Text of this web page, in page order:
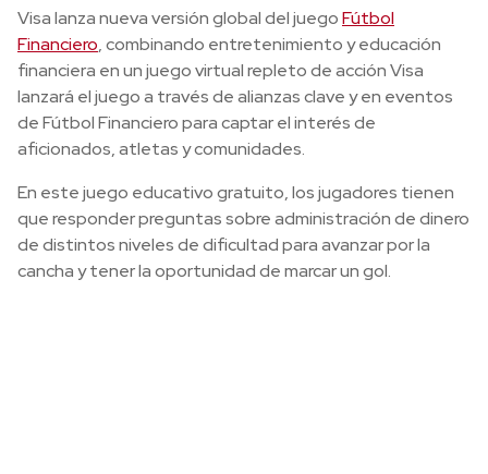
Visa lanza nueva versión global del juegoFútbol
Financiero, combinando entretenimiento y educación
financiera en un juego virtual repleto de acción Visa
lanzará el juego a través de alianzas clave y en eventos
de Fútbol Financiero para captar el interés de
aficionados, atletas y comunidades.
En este juego educativo gratuito, los jugadores tienen
que responder preguntas sobre administración de dinero
de distintos niveles de dificultad para avanzar por la
cancha y tener la oportunidad de marcar un gol.